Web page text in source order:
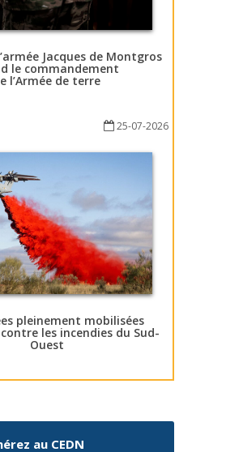
Jacques de Montgros
le commandement
l’Armée de terre
25-07-2026
pleinement mobilisées
les incendies du Sud-
Ouest
au CEDN